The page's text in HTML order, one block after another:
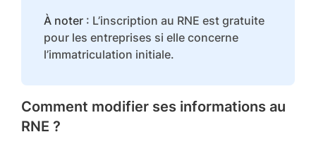
À noter : L’inscription au RNE est gratuite
pour les entreprises si elle concerne
l’immatriculation initiale.
Comment modifier ses informations au
RNE ?